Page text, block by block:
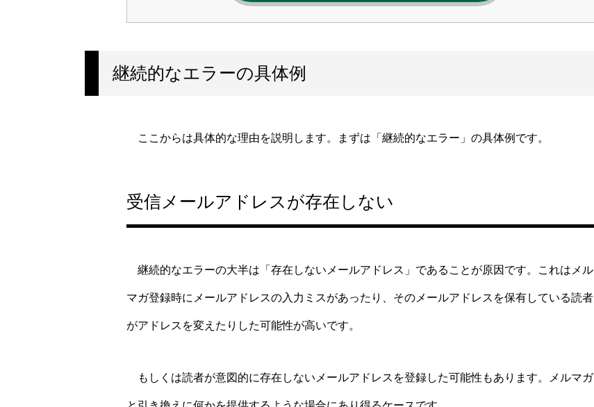
継続的なエラーの具体例
ここからは具体的な理由を説明します。まずは「継続的なエラー」の具体例です。
受信メールアドレスが存在しない
継続的なエラーの大半は「存在しないメールアドレス」であることが原因です。これはメル
マガ登録時にメールアドレスの入力ミスがあったり、そのメールアドレスを保有している読者
がアドレスを変えたりした可能性が高いです。
もしくは読者が意図的に存在しないメールアドレスを登録した可能性もあります。メルマガ